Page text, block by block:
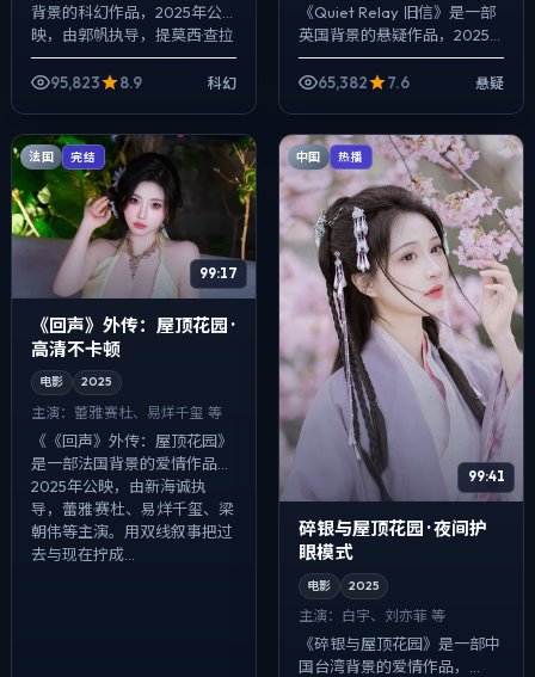
背景的科幻作品，2025年公
映，由郭帆执导，提莫西·查拉
梅、亚当·德赖弗、大鹏等主
演。配乐克制，关键场面反而
95,823 8.9 科幻
《Quiet Relay 旧信》是一部
英国背景的悬疑作品，2025
年公映，由是枝裕和执导，裴
斗娜、周冬雨、刘亦菲等主
65,382 7.6 悬疑
法国 完结
99:17
《回声》外传：屋顶花园 ·
高清不卡顿
电影 2025
主演： 蕾雅·赛杜、易烊千玺 等
《《回声》外传：屋顶花园》
是一部法国背景的爱情作品，
2025年公映，由新海诚执
导，蕾雅·赛杜、易烊千玺、梁
朝伟等主演。用双线叙事把过
去与现在拧成...
中国 热播
99:41
碎银与屋顶花园 · 夜间护
眼模式
电影 2025
主演： 白宇、刘亦菲 等
《碎银与屋顶花园》是一部中
国台湾背景的爱情作品，